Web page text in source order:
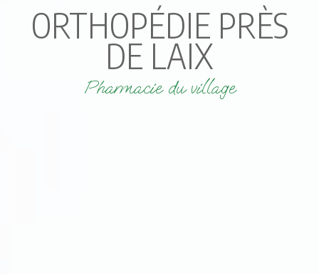
ORTHOPÉDIE PRÈS
DE LAIX
Pharmacie du village